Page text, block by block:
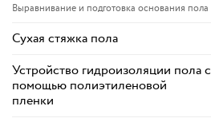
Выравнивание и подготовка основания пола
Сухая стяжка пола
Устройство гидроизоляции пола с
помощью полиэтиленовой
пленки